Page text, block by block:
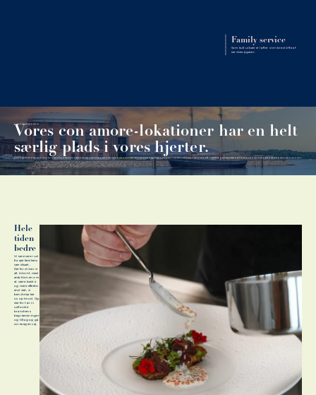
Family service
Som kulturbærer løfter vi en bred vifte af
serviceopgaver.
Vores con amore-lokationer har en helt særlig plads i vores hjerter.
Vores con amore-lokationer har en helt
særlig plads i vores hjerter.
Hele
tiden
bedre
Vi servicerer ud
fra ejerfamiliens
værdisæt.
Derfor driver vi
alt internt med
ambitionen om
at være bedre
og mere effektiv
end det, vi
benchmarker
os op imod. Og
derfor tør vi
udfordre
branchens
begrænsninger
og tiltag og gå
vores egen vej.